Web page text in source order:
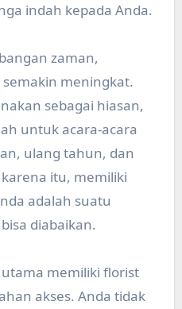
indah kepada Anda.
zaman,
meningkat.
sebagai hiasan,
untuk acara-acara
ulang tahun, dan
itu, memiliki
adalah suatu
diabaikan.
memiliki florist
akses. Anda tidak